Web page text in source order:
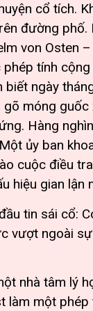
cổ tích.
đường phố.
von Osten
phép tính
biết ngày
gõ móng
Hàng
ủy ban
cuộc điều
hiệu gian lận
tin sái cổ:
vượt ngoài
nhà tâm lý
làm một